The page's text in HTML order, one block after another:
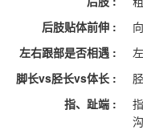
后肢贴体前伸 :
左右跟部是否相遇 :
脚长vs胫长vs体长 :
指、趾端 :